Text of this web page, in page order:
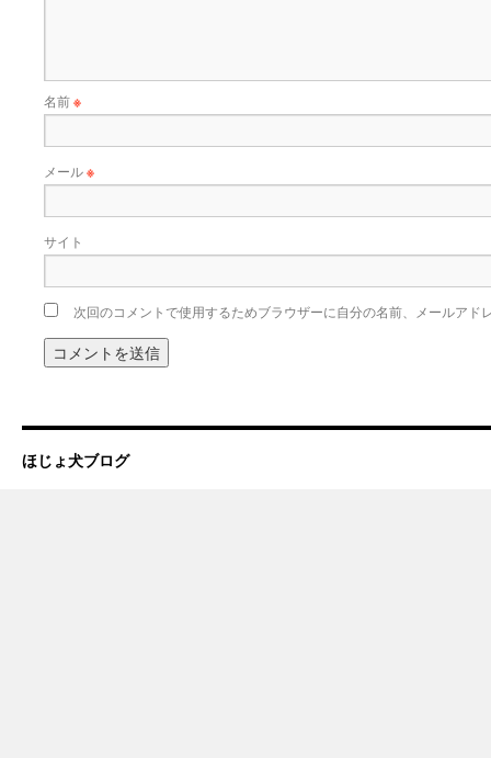
名前※
メール※
サイト
次回のコメントで使用するためブラウザーに自分の名前、メールアド
ほじょ犬ブログ